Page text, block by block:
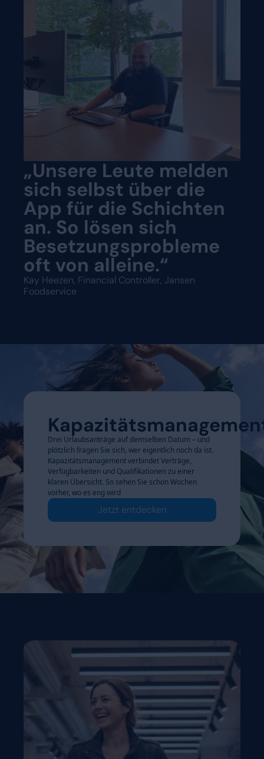
„Unsere Leute melden
sich selbst über die
App für die Schichten
an. So lösen sich
Besetzungsprobleme
oft von alleine.“
Kay Heezen, Financial Controller, Jansen
Foodservice
Drei Urlaubsanträge auf demselben Datum – und
plötzlich fragen Sie sich, wer eigentlich noch da ist.
Kapazitätsmanagement verbindet Verträge,
Verfügbarkeiten und Qualifikationen zu einer
klaren Übersicht. So sehen Sie schon Wochen
vorher, wo es eng wird
Jetzt entdecken